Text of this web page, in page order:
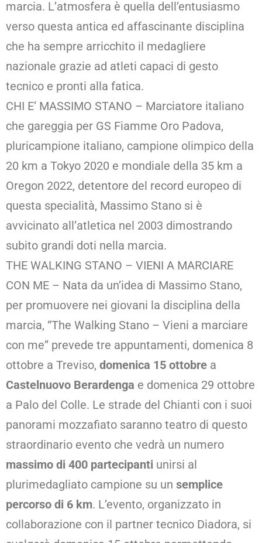
marcia. L’atmosfera è quella dell’entusiasmo
verso questa antica ed affascinante disciplina
che ha sempre arricchito il medagliere
nazionale grazie ad atleti capaci di gesto
tecnico e pronti alla fatica.
CHI E’ MASSIMO STANO – Marciatore italiano
che gareggia per GS Fiamme Oro Padova,
pluricampione italiano, campione olimpico della
20 km a Tokyo 2020 e mondiale della 35 km a
Oregon 2022, detentore del record europeo di
questa specialità, Massimo Stano si è
avvicinato all’atletica nel 2003 dimostrando
subito grandi doti nella marcia.
THE WALKING STANO – VIENI A MARCIARE
CON ME – Nata da un’idea di Massimo Stano,
per promuovere nei giovani la disciplina della
marcia, “The Walking Stano – Vieni a marciare
con me” prevede tre appuntamenti, domenica 8
ottobre a Treviso, domenica 15 ottobre a
Castelnuovo Berardenga e domenica 29 ottobre
a Palo del Colle. Le strade del Chianti con i suoi
panorami mozzafiato saranno teatro di questo
straordinario evento che vedrà un numero
massimo di 400 partecipanti unirsi al
plurimedagliato campione su un semplice
percorso di 6 km. L’evento, organizzato in
collaborazione con il partner tecnico Diadora, si